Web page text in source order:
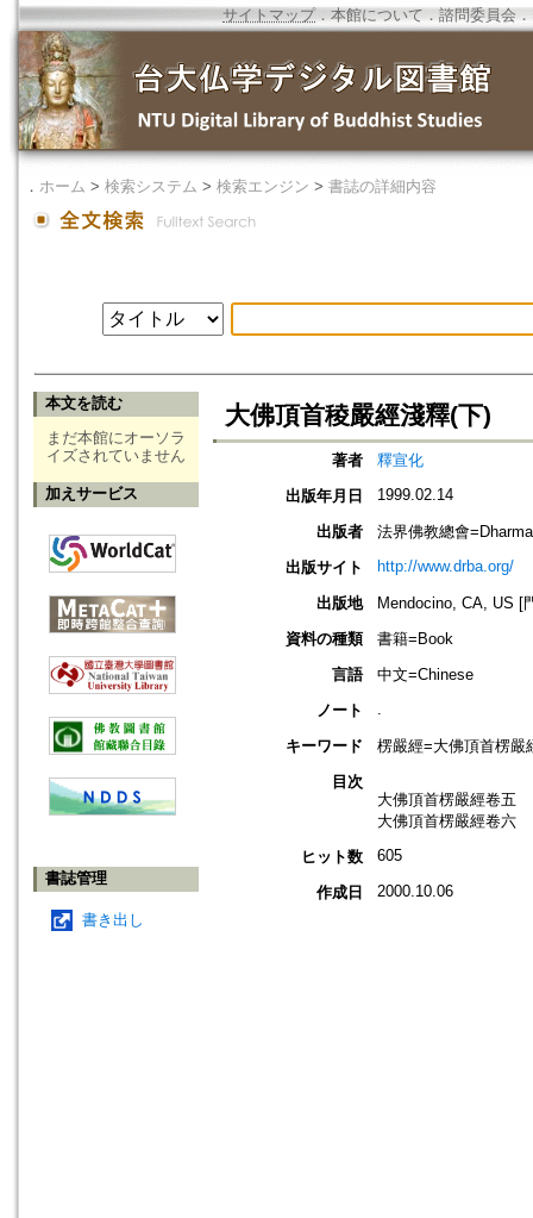
サイトマップ．本館について ． 諮問委員会 ．
． ホーム > 検索システム > 検索エンジン > 書誌の詳細内容
本文を読む
まだ本館にオーソラ
イズされていません
加えサービス
書誌管理
書き出し
大佛頂首稜嚴經淺釋(下)
著者
釋宣化
出版年月日
1999.02.14
出版者
法界佛教總會
出版サイト
http://www.drba.org/
出版地
Mendocino, CA, US [
資料の種類
書籍=Book
言語
中文=Chinese
ノート
.
キーワード
楞嚴經=大佛頂首楞嚴
目次
大佛頂首楞嚴經卷五
大佛頂首楞嚴經卷六
ヒット数
605
作成日 2000.10.06